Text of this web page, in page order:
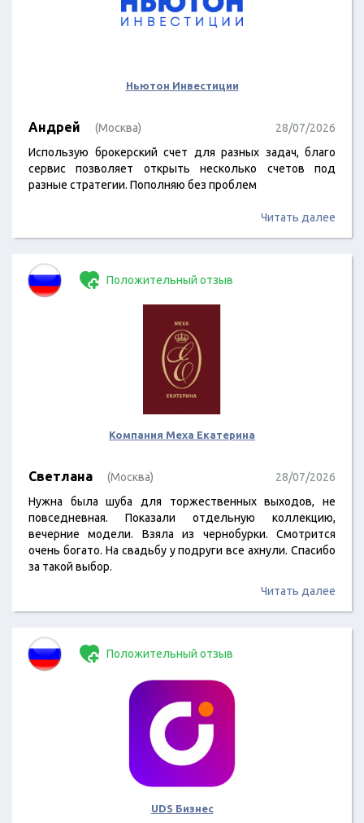
Ньютон Инвестиции
Андрей (Москва)
28/07/2026
Использую брокерский счет для разных задач, благо
сервис позволяет открыть несколько счетов под
разные стратегии. Пополняю без проблем
Читать далее
Положительный отзыв
Компания Меха Екатерина
Светлана (Москва)
28/07/2026
Нужна была шуба для торжественных выходов, не
повседневная. Показали отдельную коллекцию,
вечерние модели. Взяла из чернобурки. Смотрится
очень богато. На свадьбу у подруги все ахнули. Спасибо
за такой выбор.
Читать далее
Положительный отзыв
UDS Бизнес